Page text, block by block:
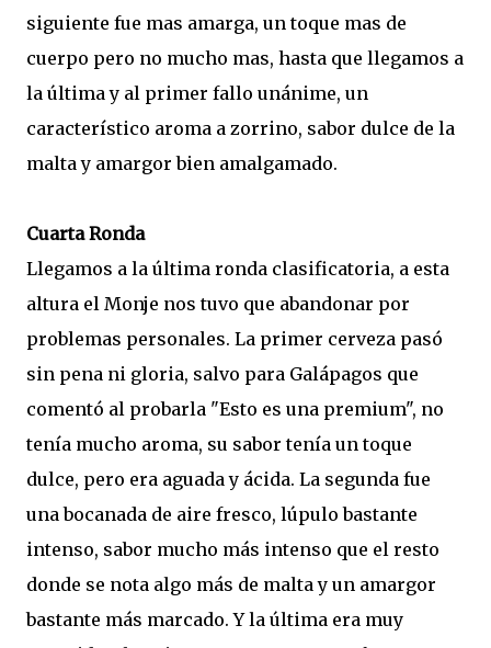
siguiente fue mas amarga, un toque mas de
cuerpo pero no mucho mas, hasta que llegamos a
la última y al primer fallo unánime, un
característico aroma a zorrino, sabor dulce de la
malta y amargor bien amalgamado.
Cuarta Ronda
Llegamos a la última ronda clasificatoria, a esta
altura el Monje nos tuvo que abandonar por
problemas personales. La primer cerveza pasó
sin pena ni gloria, salvo para Galápagos que
comentó al probarla "Esto es una premium", no
tenía mucho aroma, su sabor tenía un toque
dulce, pero era aguada y ácida. La segunda fue
una bocanada de aire fresco, lúpulo bastante
intenso, sabor mucho más intenso que el resto
donde se nota algo más de malta y un amargor
bastante más marcado. Y la última era muy